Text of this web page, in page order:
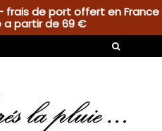
de port offert en France
partir de 69 €